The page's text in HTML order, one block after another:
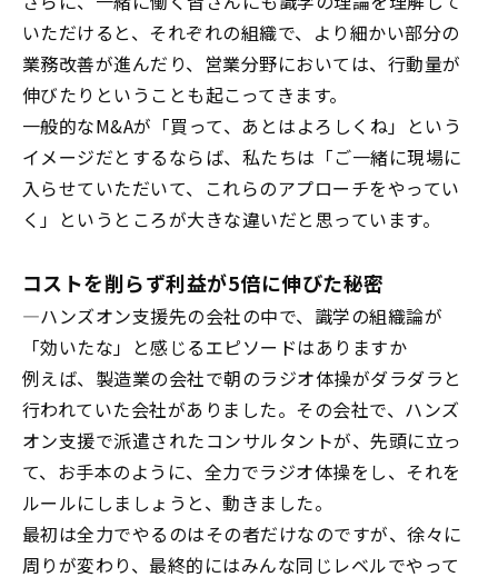
いただけると、それぞれの組織で、より細かい部分の
業務改善が進んだり、営業分野においては、行動量が
伸びたりということも起こってきます。
一般的なM&Aが「買って、あとはよろしくね」という
イメージだとするならば、私たちは「ご一緒に現場に
入らせていただいて、これらのアプローチをやってい
く」というところが大きな違いだと思っています。
コストを削らず利益が5倍に伸びた秘密
―ハンズオン支援先の会社の中で、識学の組織論が
「効いたな」と感じるエピソードはありますか
例えば、製造業の会社で朝のラジオ体操がダラダラと
行われていた会社がありました。その会社で、ハンズ
オン支援で派遣されたコンサルタントが、先頭に立っ
て、お手本のように、全力でラジオ体操をし、それを
ルールにしましょうと、動きました。
最初は全力でやるのはその者だけなのですが、徐々に
周りが変わり、最終的にはみんな同じレベルでやって